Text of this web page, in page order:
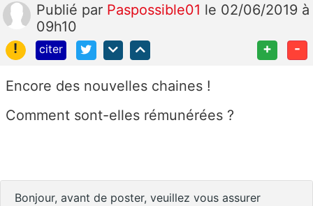
Publié par Paspossible01 le 02/06/2019 à
09h10
!
citer + -
Encore des nouvelles chaines !
Comment sont-elles rémunérées ?
Bonjour, avant de poster, veuillez vous assurer